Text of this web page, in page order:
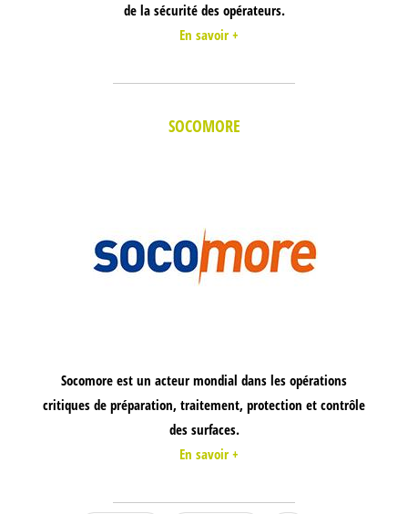
de la sécurité des opérateurs.
En savoir +
SOCOMORE
Socomore est un acteur mondial dans les opérations
critiques de préparation, traitement, protection et contrôle
des surfaces.
En savoir +